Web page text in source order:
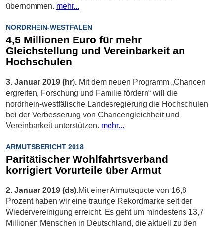
übernommen. mehr...
NORDRHEIN-WESTFALEN
4,5 Millionen Euro für mehr
Gleichstellung und Vereinbarkeit an
Hochschulen
3. Januar 2019 (hr). Mit dem neuen Programm „Chancen
ergreifen, Forschung und Familie fördern“ will die
nordrhein-westfälische Landesregierung die Hochschulen
bei der Verbesserung von Chancengleichheit und
Vereinbarkeit unterstützen. mehr...
ARMUTSBERICHT 2018
Paritätischer Wohlfahrtsverband
korrigiert Vorurteile über Armut
2. Januar 2019 (ds).​Mit einer Armutsquote von 16,8
Prozent haben wir eine traurige Rekordmarke seit der
Wiedervereinigung erreicht. Es geht um mindestens 13,7
Millionen Menschen in Deutschland, die aktuell zu den